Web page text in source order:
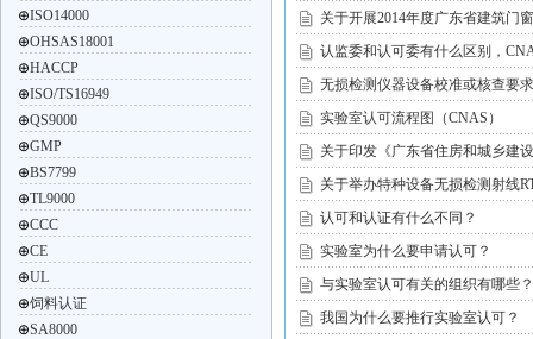
⊕ISO14000
⊕OHSAS18001
⊕HACCP
⊕ISO/TS16949
⊕QS9000
⊕GMP
⊕BS7799
⊕TL9000
⊕CCC
⊕CE
⊕UL
⊕饲料认证
⊕SA8000
关于开展2014年度广东省建筑门
认监委和认可委有什么区别，
无损检测仪器设备校准或核查要求
实验室认可流程图（CNAS）
关于印发《广东省住房和城乡建
关于举办特种设备无损检测射线
认可和认证有什么不同？
实验室为什么要申请认可？
与实验室认可有关的组织有哪些？
我国为什么要推行实验室认可？